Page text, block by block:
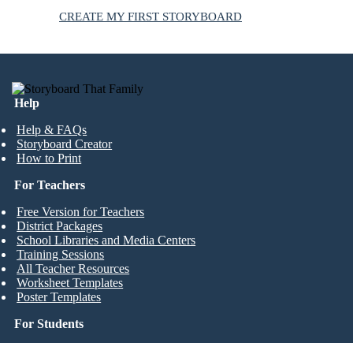
CREATE MY FIRST STORYBOARD
Help
Help & FAQs
Storyboard Creator
How to Print
For Students
For Teachers
Free Version for Teachers
District Packages
School Libraries and Media Centers
Training Sessions
All Teacher Resources
Worksheet Templates
Poster Templates